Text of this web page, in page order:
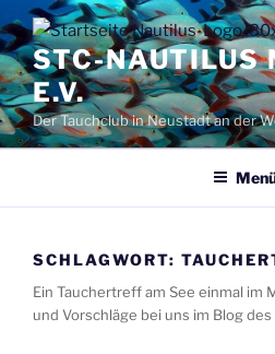
Zum
Inhalt
springenSTC-NAUTILUS
E.V.
Der Tauchclub in Neustadt an der
SCHLAGWORT:
Ein Tauchertreff am See einmal im
und Vorschläge bei uns im Blog des